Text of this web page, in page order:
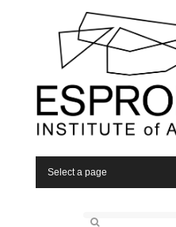
Select a page